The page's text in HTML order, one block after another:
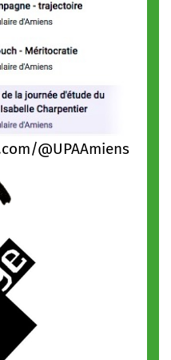
@UPAAmiens